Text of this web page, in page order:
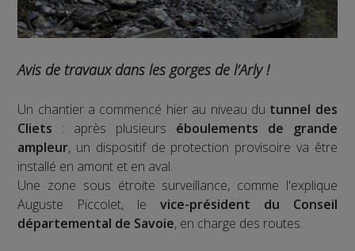
Avis de travaux dans les gorges de l’Arly !
Un chantier a commencé hier au niveau du tunnel des
Cliets : après plusieurs éboulements de grande
ampleur, un dispositif de protection provisoire va être
installé en amont et en aval.
Une zone sous étroite surveillance, comme l'explique
Auguste Piccolet, le vice-président du Conseil
départemental de Savoie, en charge des routes.